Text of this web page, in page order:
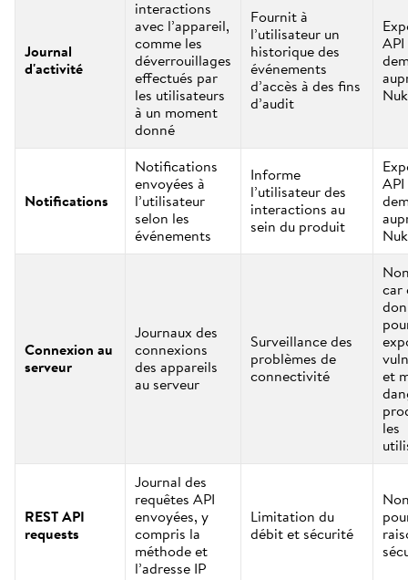
Journal
d'activité
interactions
avec l’appareil,
comme les
déverrouillages
effectués par
les utilisateurs
à un moment
donné
Fournit à
l’utilisateur un
historique des
événements
d’accès à des fins
d’audit
Notifications
Notifications
envoyées à
l’utilisateur
selon les
événements
Informe
l’utilisateur des
interactions au
sein du produit
Connexion au
serveur
Journaux des
connexions
des appareils
au serveur
Surveillance des
problèmes de
connectivité
car
et
les
REST API
requests
Journal des
requêtes API
envoyées, y
compris la
méthode et
l’adresse IP
Limitation du
débit et sécurité